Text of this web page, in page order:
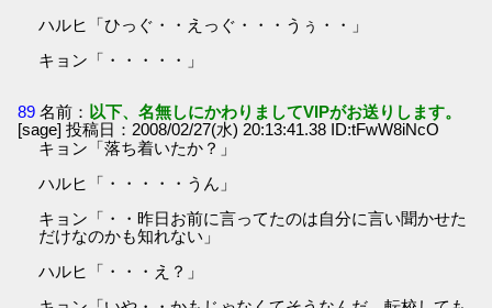
ハルヒ「ひっぐ・・えっぐ・・・うぅ・・」
キョン「・・・・・」
89 名前： 以下、名無しにかわりましてVIPがお送りします。
[sage] 投稿日：2008/02/27(水) 20:13:41.38 ID:tFwW8iNcO
キョン「落ち着いたか？」
ハルヒ「・・・・・うん」
キョン「・・昨日お前に言ってたのは自分に言い聞かせた
だけなのかも知れない」
ハルヒ「・・・え？」